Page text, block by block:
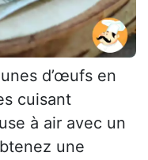
d’œufs en
cuisant
à air avec un
une